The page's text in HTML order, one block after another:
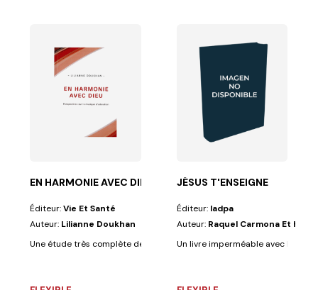
professent des croyances fondamentales résumant...
EN HARMONIE AVEC DIEU
Éditeur:Vie Et Santé
Auteur: Lilianne Doukhan
Une étude très complète de la musique dans le culte. Comment
JÉSUS T'ENSEIGNE
Éditeur: Iadpa
Auteur: Raquel Carmona Et
Un livre imperméable avec lequel